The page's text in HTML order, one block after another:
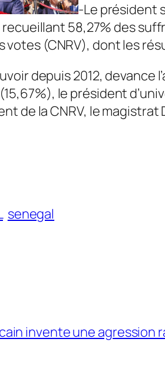
-Le président
58,27% des
votes (CNRV), dont les
depuis 2012,
le président
de la CNRV, le magistrat
senegal
invente une agression